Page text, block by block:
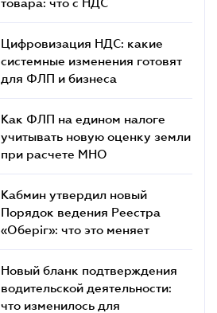
Цифровизация НДС: какие
системные изменения готовят
для ФЛП и бизнеса
Как ФЛП на едином налоге
учитывать новую оценку земли
при расчете МНО
Кабмин утвердил новый
Порядок ведения Реестра
«Оберіг»: что это меняет
Новый бланк подтверждения
водительской деятельности:
что изменилось для